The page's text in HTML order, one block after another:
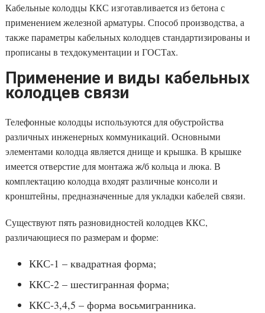
Кабельные колодцы ККС изготавливается из бетона с
применением железной арматуры. Способ производства, а
также параметры кабельных колодцев стандартизированы и
прописаны в техдокументации и ГОСТах.
Применение и виды кабельных
колодцев связи
Телефонные колодцы используются для обустройства
различных инженерных коммуникаций. Основными
элементами колодца является днище и крышка. В крышке
имеется отверстие для монтажа ж/б кольца и люка. В
комплектацию колодца входят различные консоли и
кронштейны, предназначенные для укладки кабелей связи.
Существуют пять разновидностей колодцев ККС,
различающиеся по размерам и форме:
ККС-1 – квадратная форма;
ККС-2 – шестигранная форма;
ККС-3,4,5 – форма восьмигранника.